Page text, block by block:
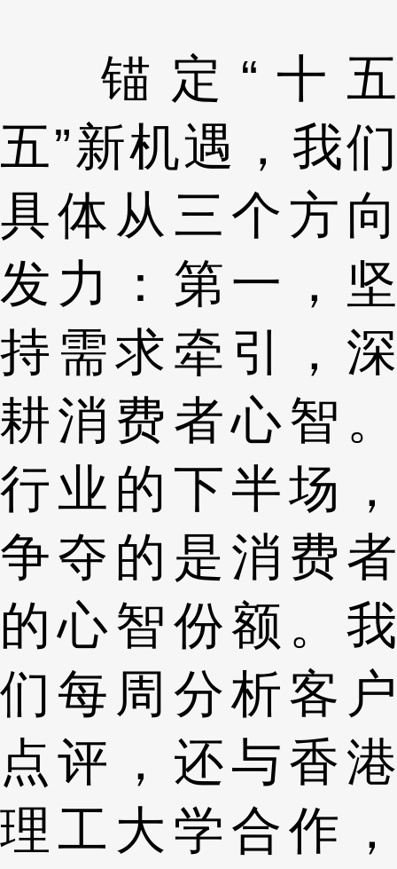
锚定“十五
五”新机遇，我们
具体从三个方向
发力：第一，坚
持需求牵引，深
耕消费者心智。
行业的下半场，
争夺的是消费者
的心智份额。我
们每周分析客户
点评，还与香港
理工大学合作，